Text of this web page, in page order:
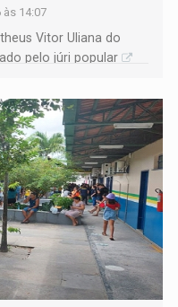
14:07
Vitor Uliana do
pelo júri popular